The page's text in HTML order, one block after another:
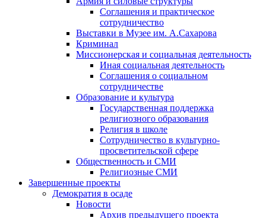
Соглашения и практическое
сотрудничество
Выставки в Музее им. А.Сахарова
Криминал
Миссионерская и социальная деятельность
Иная социальная деятельность
Соглашения о социальном
сотрудничестве
Образование и культура
Государственная поддержка
религиозного образования
Религия в школе
Сотрудничество в культурно-
просветительской сфере
Общественность и СМИ
Религиозные СМИ
Завершенные проекты
Демократия в осаде
Новости
Архив предыдущего проекта